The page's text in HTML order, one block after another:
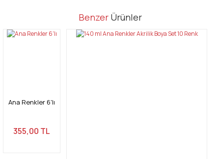
Bu ürüne ilk yorumu siz yapın!
Bu ürünün fiyat bilgisi, resim, ürün açıklamalarında ve diğer
tarafımıza iletebilirsiniz.
Benzer Ürünler
Ana Renkler 6'lı
355,00 TL